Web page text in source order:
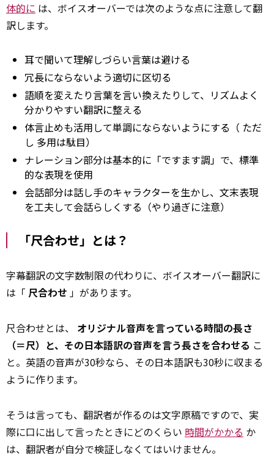
体的に は、ボイスオーバーでは次のような点に注意して翻
訳します。
耳で聞いて理解しづらい言葉は避ける
冗長にならないよう適切に区切る
語順を変えたり言葉を言い換えたりして、リズムよく
分かりやすい翻訳に整える
体言止めも活用して単調にならないようにする（ ただ
し 多用は駄目）
ナレーション部分は基本的に「ですます調」で、標準
的な表現を使用
会話部分は話し手のキャラクターを生かし、文末表現
を工夫して会話らしくする（やり過ぎに注意）
「尺合わせ」とは？
字幕翻訳の文字数制限の代わりに、ボイスオーバー翻訳に
は「 尺合わせ 」があります。
尺合わせとは、 オリジナル音声を言っている時間の長さ
（＝尺）と、その日本語訳の音声を言う長さを合わせる こ
と。英語の音声が30秒なら、その日本語訳も30秒に収まる
ように作ります。
そうは言っても、翻訳者が作るのは文字原稿ですので、実
際に口に出して言ったときにどのくらい 時間がかかる か
は、翻訳者が自分で検証しなくてはいけません。